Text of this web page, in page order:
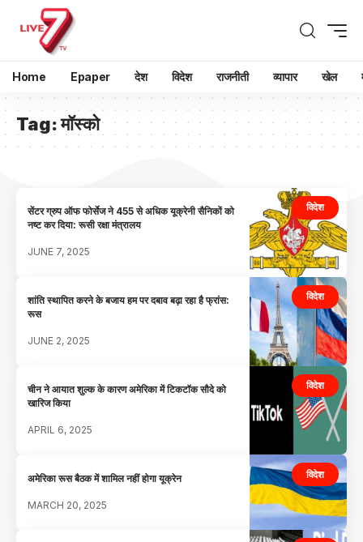
Home Epaper देश विदेश राजनीती व्यापार खेल
Tag:मॉस्को
विदेश
सेंटर ग्रुप ऑफ फोर्सेज ने 455 से अधिक यूक्रेनी सैनिकों को
नष्ट कर दिया: रूसी रक्षा मंत्रालय
JUNE 7, 2025
विदेश
शांति स्थापित करने के बजाय हम पर दबाव बढ़ा रहा है फ्रांस:
रूस
JUNE 2, 2025
विदेश
चीन ने आयात शुल्क के कारण अमेरिका में टिकटॉक सौदे को
खारिज किया
APRIL 6, 2025
विदेश
अमेरिका रूस बैठक में शामिल नहीं होगा यूक्रेन
MARCH 20, 2025